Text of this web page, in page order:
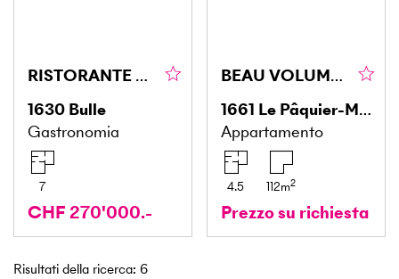
RISTORANTE ASIATICO NEL CUORE DI BULLE
1630 Bulle
Gastronomia
7
CHF 270'000.-
BEAU VOLUME ET PROCHE DE GSTAAD
1661 Le Pâquier-Montbarry
Appartamento
4.5 112m2
Prezzo su richiesta
Risultati della ricerca: 6